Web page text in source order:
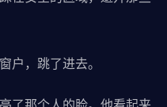
户，跳了进去。